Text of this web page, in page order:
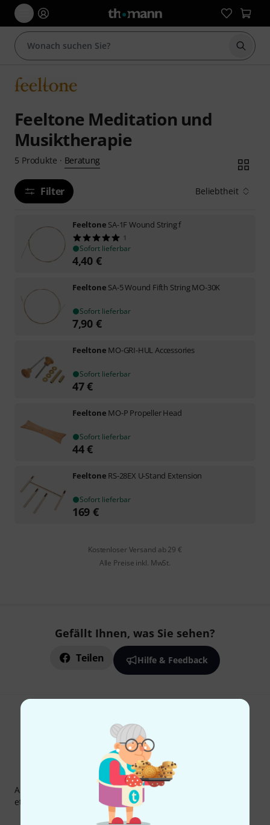
Suche
Feeltone Meditation und
Musiktherapie
5 Produkte · Beratung
Filter Beliebtheit
Feeltone SA-1F Wound String f
1
Sofort lieferbar
4,40 €
Feeltone SA-5 Wound Fifth String MO-30K
Sofort lieferbar
7,90 €
Feeltone MO-GRI-HUL Accessories
Sofort lieferbar
47€
Feeltone MO-P Propeller Head
Sofort lieferbar
44€
Feeltone RS-28EX U-Stand Extension
Sofort lieferbar
169 €
Kostenloser Versand ab 29 €
Alle Preise inkl. MwSt.
Gefällt Ihnen, was Sie sehen?
Teilen Hilfe & Feedback
Thomann Newsletter
Abonniere den Thomann Newsletter und gewinne mit
etwas Glück einen von
50 Gutscheinen
Inspirierende Beiträge
Deals